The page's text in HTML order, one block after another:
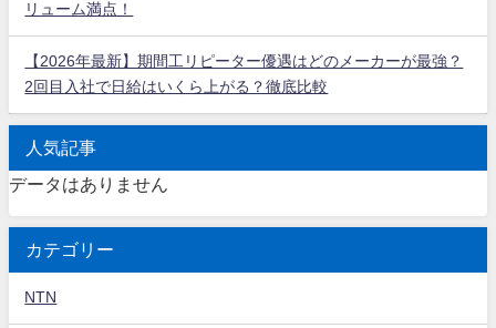
リューム満点！
【2026年最新】期間工リピーター優遇はどのメーカーが最強？
2回目入社で日給はいくら上がる？徹底比較
人気記事
データはありません
カテゴリー
NTN